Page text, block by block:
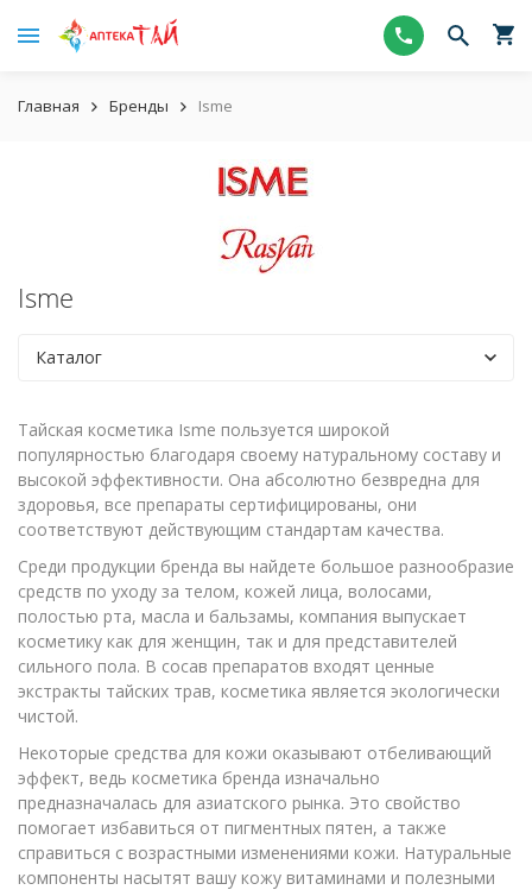
Главная Бренды Isme
Isme
Каталог
Тайская косметика Isme пользуется широкой
популярностью благодаря своему натуральному составу и
высокой эффективности. Она абсолютно безвредна для
здоровья, все препараты сертифицированы, они
соответствуют действующим стандартам качества.
Среди продукции бренда вы найдете большое разнообразие
средств по уходу за телом, кожей лица, волосами,
полостью рта, масла и бальзамы, компания выпускает
косметику как для женщин, так и для представителей
сильного пола. В сосав препаратов входят ценные
экстракты тайских трав, косметика является экологически
чистой.
Некоторые средства для кожи оказывают отбеливающий
эффект, ведь косметика бренда изначально
предназначалась для азиатского рынка. Это свойство
помогает избавиться от пигментных пятен, а также
справиться с возрастными изменениями кожи. Натуральные
компоненты насытят вашу кожу витаминами и полезными